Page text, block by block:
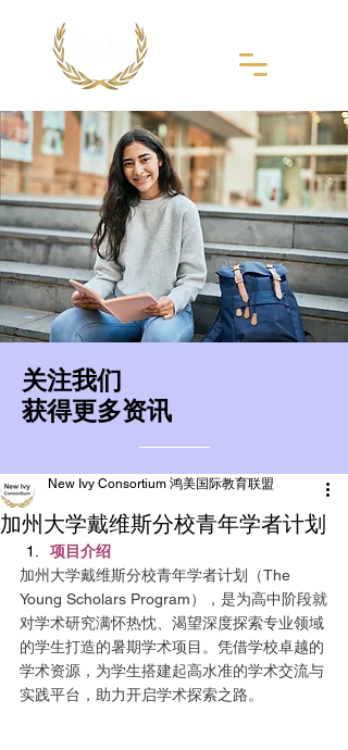
​关注我们
获得更多资讯
加州大学戴维斯分校青年学者计划
New Ivy Consortium 鸿美国际教育联盟
项目介绍
加州大学戴维斯分校青年学者计划（The
Young Scholars Program），是为高中阶段就
对学术研究满怀热忱、渴望深度探索专业领域
的学生打造的暑期学术项目。凭借学校卓越的
学术资源，为学生搭建起高水准的学术交流与
实践平台，助力开启学术探索之路。